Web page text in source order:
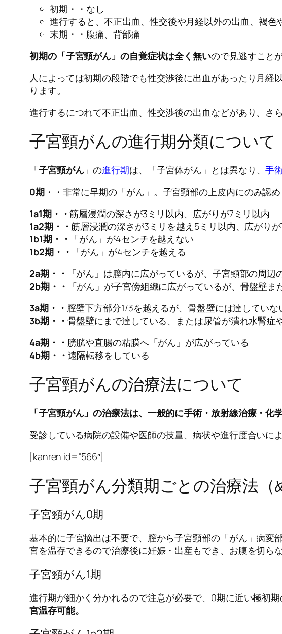
初期・・なし
進行すると、不正出血、性交後や月経以外の出血、褐色
末期・・腹痛、背部痛
初期の「子宮頸がん」の自覚症状は全く無いので見逃すこと
人によっては初期の段階でも性交渉後に出血があったり月
ります。
進行するにつれて不正出血、性交渉後の出血などがあり、さ
子宮頸がんの進行期分類について
「子宮頸がん」の進行期は、「子宮体がん」とは異なり、手
0期・・非常に早期の「がん」。子宮頸部の上皮内にのみ認
1a1期・・筋層浸潤の深さが3ミリ以内、広がりが7ミリ以内
1a2期・・筋層浸潤の深さが3ミリを越え5ミリ以内、広がり
1b1期・・
「がん」が4センチを越えない
1b2期・・
「がん」が4センチを越える
2a期・・
「がん」は膣内に広がっているが、子宮頸部の周
2b期・・
「がん」が子宮傍組織に広がっているが、骨盤壁
3a期・・ 膣壁下方部分1/3を越えるが、骨盤壁には達していな
3b期・・ 骨盤壁にまで達している、または尿管が潰れ水腎症
4a期・・ 膀胱や直腸の粘膜へ「がん」が広がっている
4b期・・ 遠隔転移をしている
子宮頸がんの治療法について
「子宮頸がん」の治療法は、一般的に手術・放射線治療・化
受診している病院の設備や医師の技量、病状や進行度合いに
[kanren id=”566″]
子宮頸がん分類期ごとの治療法（
子宮頸がん0期
基本的に子宮摘出は不要で、膣から子宮頸部の「がん」病
宮を温存できるので治療後に妊娠・出産もでき、お腹を切ら
子宮頸がん1期
進行期が細かく分かれるので注意が必要で、0期に近い極初
宮温存可能。